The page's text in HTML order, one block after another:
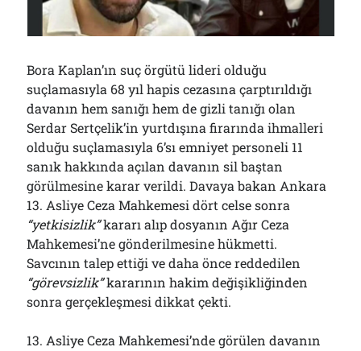
Çağırdı!..
31/07/2026
Arşivler
Arşivler
Bora Kaplan’ın suç örgütü lideri olduğu
suçlamasıyla 68 yıl hapis cezasına çarptırıldığı
davanın hem sanığı hem de gizli tanığı olan
Serdar Sertçelik’in yurtdışına firarında ihmalleri
olduğu suçlamasıyla 6’sı emniyet personeli 11
sanık hakkında açılan davanın sil baştan
görülmesine karar verildi. Davaya bakan Ankara
13. Asliye Ceza Mahkemesi dört celse sonra
“yetkisizlik”kararı alıp dosyanın Ağır Ceza
Mahkemesi’ne gönderilmesine hükmetti.
Savcının talep ettiği ve daha önce reddedilen
“görevsizlik”kararının hakim değişikliğinden
sonra gerçekleşmesi dikkat çekti.
13. Asliye Ceza Mahkemesi’nde görülen davanın